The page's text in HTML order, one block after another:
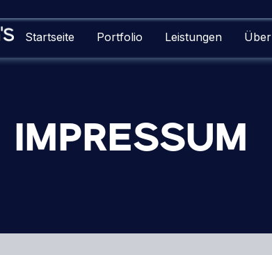
Startseite Portfolio Leistungen Über
IMPRESSUM